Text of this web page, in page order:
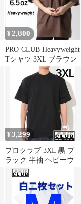
¥ 2,800
PRO CLUB Heavyweight
Tシャツ 3XL ブラウン
¥ 3,299
プロクラブ 3XL 黒 ブ
ラック 半袖 ヘビーウェ
イト Tシャツ